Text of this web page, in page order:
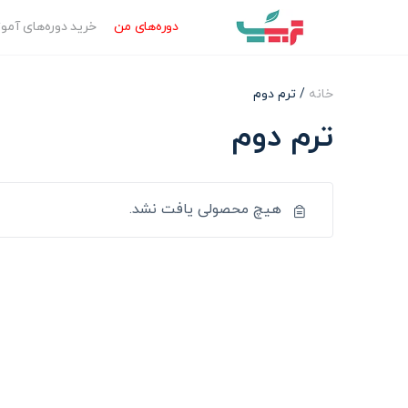
دوره‌‌های من خرید دوره‌های
خانه / ترم دوم
ترم دوم
هیچ محصولی یافت نشد.